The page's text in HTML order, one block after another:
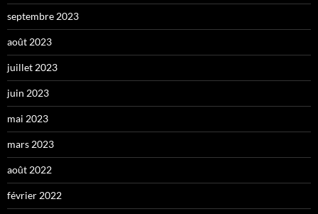
septembre 2023
août 2023
juillet 2023
juin 2023
mai 2023
mars 2023
août 2022
février 2022